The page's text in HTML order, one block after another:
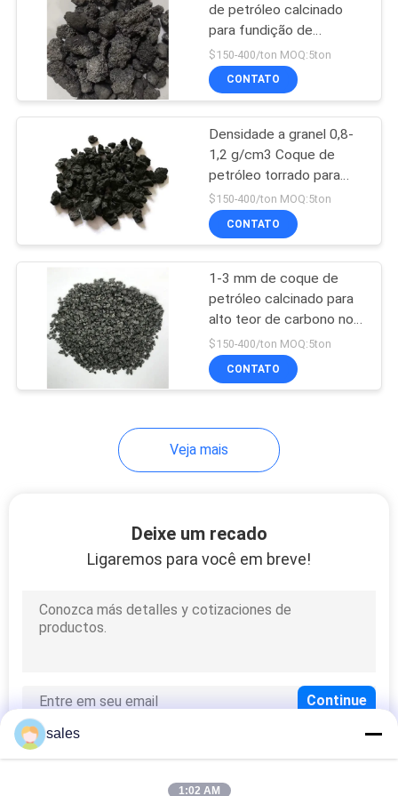
Bloco de carbono
de cátodo
Fluoreto de Sódio
em pó
Pó do fluoreto do
hidrogênio do
amônio
de petróleo calcinado
para fundição de
fundição siderúrgica
Sulfuer 0.7
$150-400/ton MOQ:5ton
CONTATO
Densidade a granel 0,8-
1,2 g/cm3 Coque de
petróleo torrado para
produção de elétrodos
de grafite
$150-400/ton MOQ:5ton
CONTATO
1-3 mm de coque de
petróleo calcinado para
alto teor de carbono no
elétrodo de carbono
$150-400/ton MOQ:5ton
CONTATO
Veja mais
Deixe um recado
Ligaremos para você em breve!
sales
1:02 AM